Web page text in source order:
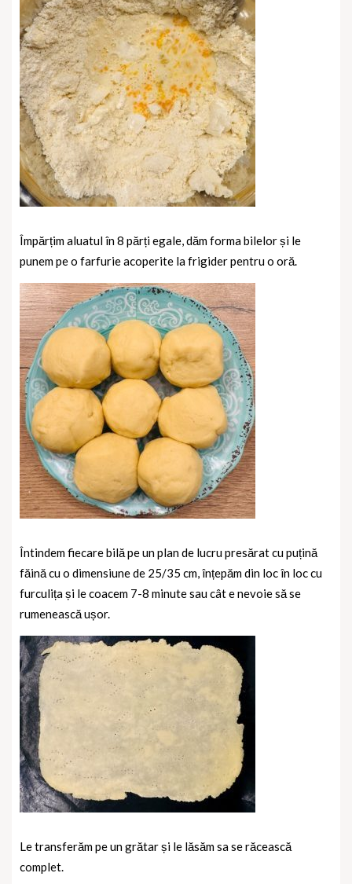
Împărțim aluatul în 8 părți egale, dăm forma bilelor și le
punem pe o farfurie acoperite la frigider pentru o oră.
Întindem fiecare bilă pe un plan de lucru presărat cu puțină
făină cu o dimensiune de 25/35 cm, înțepăm din loc în loc cu
furculița și le coacem 7-8 minute sau cât e nevoie să se
rumenească ușor.
Le transferăm pe un grătar și le lăsăm sa se răcească
complet.